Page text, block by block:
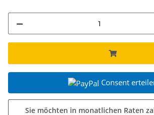
Consent
Sie möchten in monatlichen Raten